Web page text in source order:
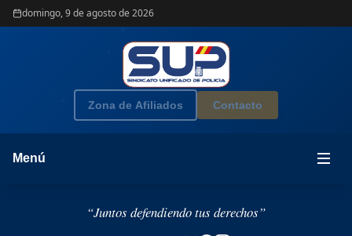
domingo, 9 de agosto de 2026
Zona de Afiliados Contacto
Menú
“Juntos defendiendo tus derechos”